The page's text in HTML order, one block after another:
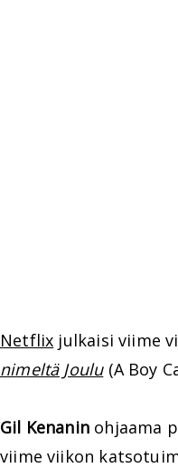
Netflix julkaisi viime
nimeltä Joulu(A Boy
Gil Kenaninohjaama
viime viikon